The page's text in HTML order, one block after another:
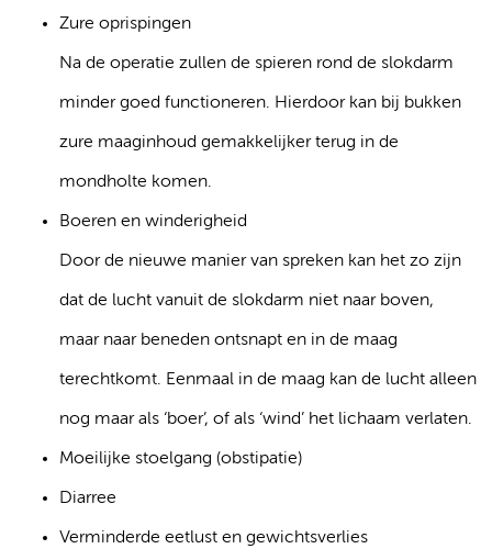
Zure oprispingen
Na de operatie zullen de spieren rond de slokdarm
minder goed functioneren. Hierdoor kan bij bukken
zure maaginhoud gemakkelijker terug in de
mondholte komen.
Boeren en winderigheid
Door de nieuwe manier van spreken kan het zo zijn
dat de lucht vanuit de slokdarm niet naar boven,
maar naar beneden ontsnapt en in de maag
terechtkomt. Eenmaal in de maag kan de lucht alleen
nog maar als ‘boer’, of als ‘wind’ het lichaam verlaten.
Moeilijke stoelgang (obstipatie)
Diarree
Verminderde eetlust en gewichtsverlies